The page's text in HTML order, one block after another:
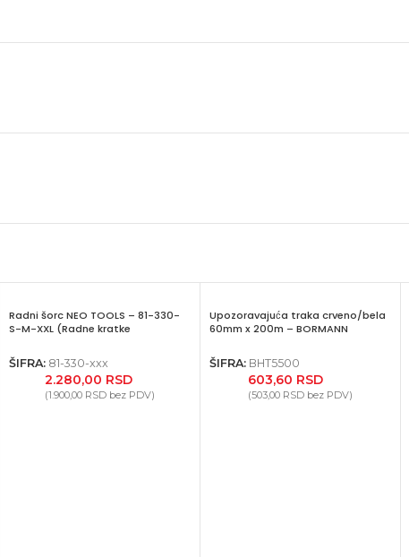
Radni šorc NEO TOOLS – 81-330-
S-M-XXL (Radne kratke
ŠIFRA: 81-330-xxx
2.280,00 RSD
(1.900,00 RSD bez PDV)
Upozoravajuća traka crveno/bela
60mm x 200m – BORMANN
ŠIFRA: BHT5500
603,60 RSD
(503,00 RSDbez PDV)